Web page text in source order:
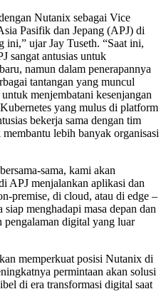
Nutanix sebagai Vice
Pasifik dan Jepang (APJ) di
ini,” ujar Jay Tuseth. “Saat ini,
sangat antusias untuk
namun dalam penerapannya
tantangan yang muncul
menjembatani kesenjangan
yang mulus di platform
bekerja sama dengan tim
lebih banyak organisasi
sama, kami akan
APJ menjalankan aplikasi dan
premise, di cloud, atau di edge –
menghadapi masa depan dan
pengalaman digital yang luar
memperkuat posisi Nutanix di
permintaan akan solusi
di era transformasi digital saat